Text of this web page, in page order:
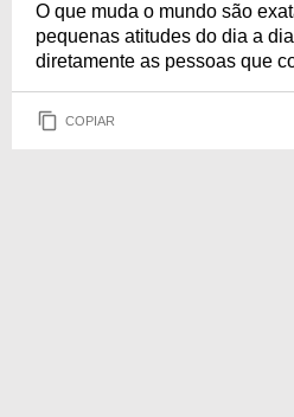
O que muda o mundo são
pequenas atitudes do dia a
diretamente as pessoas que
COPIAR